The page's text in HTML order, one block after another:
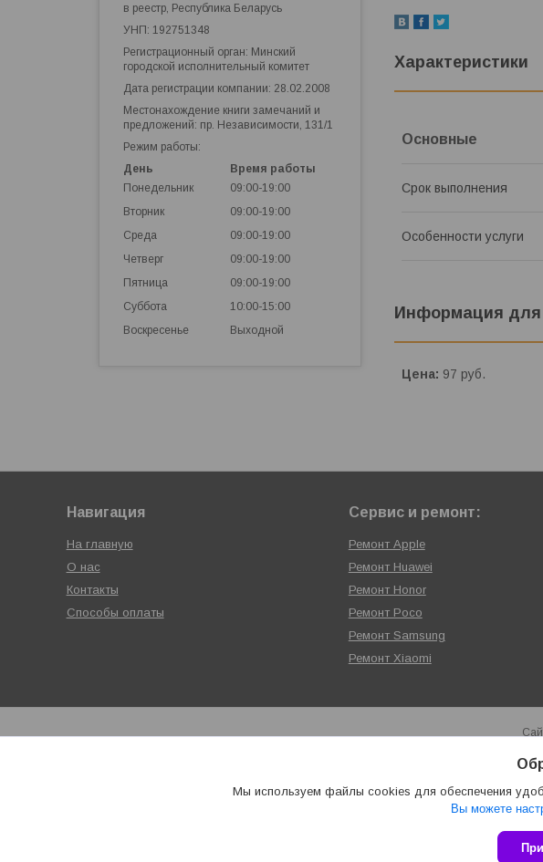
Характеристики
Основные
Срок выполнения
Особенности услуги
Информация для
Цена: 97 руб.
в реестр, Республика Беларусь
УНП: 192751348
Регистрационный орган: Минский
городской исполнительный комитет
Дата регистрации компании: 28.02.2008
Местонахождение книги замечаний и
предложений: пр. Независимости, 131/1
Режим работы:
День
Время работы
Понедельник
09:00-19:00
Вторник
09:00-19:00
Среда
09:00-19:00
Четверг
09:00-19:00
Пятница
09:00-19:00
Суббота
10:00-15:00
Воскресенье
Выходной
Навигация
На главную
О нас
Контакты
Способы оплаты
Сервис и ремонт:
Ремонт Apple
Ремонт Huawei
Ремонт Honor
Ремонт Poco
Ремонт Samsung
Ремонт Xiaomi
Мы используем файлы cookies для обеспечения
Вы можете
Сервисный